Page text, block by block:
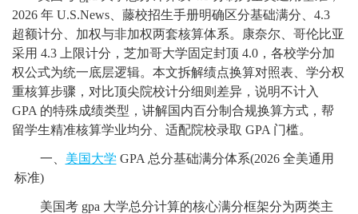
2026 年 U.S.News、藤校招生手册明确区分基础满分、4.3
超额计分、加权与非加权两套核算体系。康奈尔、哥伦比亚
采用 4.3 上限计分，芝加哥大学固定封顶 4.0，各校学分加
权公式为统一底层逻辑。本文拆解绩点换算对照表、学分权
重核算步骤，对比顶尖院校计分细则差异，说明不计入
GPA 的特殊成绩类型，讲解国内百分制合规换算方式，帮
留学生精准核算学业均分、适配院校录取 GPA 门槛。
一、 美国大学 GPA 总分基础满分体系(2026 全美通用
标准)
美国考 gpa 大学总分计算的核心满分框架分为两类主